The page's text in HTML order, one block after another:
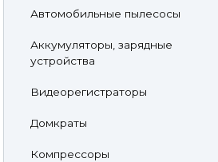
Автомобильные пылесосы
Аккумуляторы, зарядные
устройства
Видеорегистраторы
Домкраты
Компрессоры